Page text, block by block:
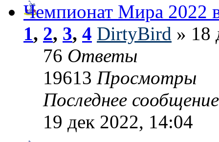
Чемпионат Мира 2022
1, 2, 3, 4 DirtyBird » 18
76 Ответы
19613 Просмотры
Последнее
19 дек 2022, 14:04